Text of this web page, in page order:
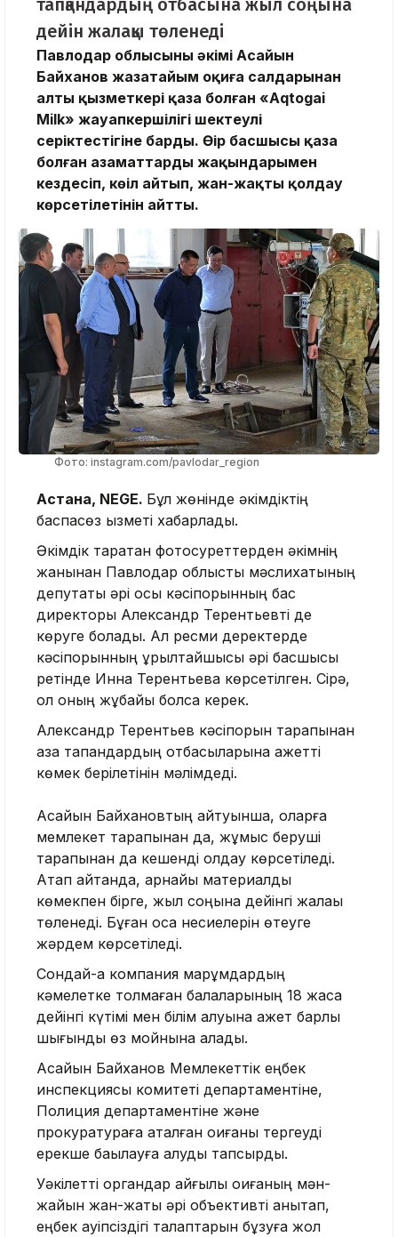
тапқандардың отбасына жыл соңына
дейін жалақы төленеді
Павлодар облысының әкімі Асайын
Байханов жазатайым оқиға салдарынан
алты қызметкері қаза болған «Aqtogai
Milk» жауапкершілігі шектеулі
серіктестігіне барды. Өңір басшысы қаза
болған азаматтардың жақындарымен
кездесіп, көңіл айтып, жан-жақты қолдау
көрсетілетінін айтты.
Фото: instagram.com/pavlodar_region
Астана, NEGE. Бұл жөнінде әкімдіктің
баспасөз қызметі хабарлады.
Әкімдік таратқан фотосуреттерден әкімнің
жанынан Павлодар облыстық мәслихатының
депутаты әрі осы кәсіпорынның бас
директоры Александр Терентьевті де
көруге болады. Ал ресми деректерде
кәсіпорынның құрылтайшысы әрі басшысы
ретінде Инна Терентьева көрсетілген. Сірә,
ол оның жұбайы болса керек.
Александр Терентьев кәсіпорын тарапынан
қаза тапқандардың отбасыларына қажетті
көмек берілетінін мәлімдеді.
Асайын Байхановтың айтуынша, оларға
мемлекет тарапынан да, жұмыс беруші
тарапынан да кешенді қолдау көрсетіледі.
Атап айтқанда, арнайы материалдық
көмекпен бірге, жыл соңына дейінгі жалақы
төленеді. Бұған қоса несиелерін өтеуге
жәрдем көрсетіледі.
Сондай-ақ компания марқұмдардың
кәмелетке толмаған балаларының 18 жасқа
дейінгі күтімі мен білім алуына қажет барлық
шығынды өз мойнына алады.
Асайын Байханов Мемлекеттік еңбек
инспекциясы комитеті департаментіне,
Полиция департаментіне және
прокуратураға аталған оқиғаны тергеуді
ерекше бақылауға алуды тапсырды.
Уәкілетті органдар қайғылы оқиғаның мән-
жайын жан-жақты әрі объективті анықтап,
еңбек қауіпсіздігі талаптарын бұзуға жол